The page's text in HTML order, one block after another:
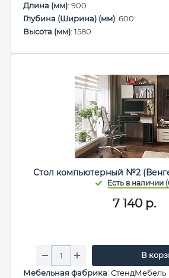
Длина (мм): 900
Глубина (Ширина) (мм): 600
Высота (мм): 1580
Стол компьютерный №2
7 140р.
В
Мебельная фабрика: СтендМебель